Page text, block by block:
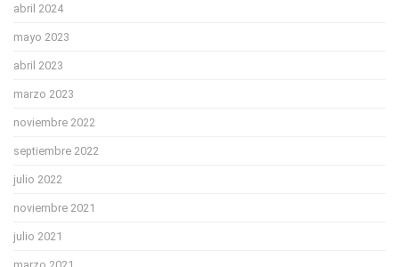
abril 2024
mayo 2023
abril 2023
marzo 2023
noviembre 2022
septiembre 2022
julio 2022
noviembre 2021
julio 2021